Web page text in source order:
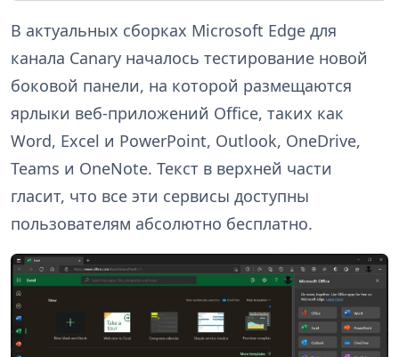
В актуальных сборках Microsoft Edge для
канала Canary началось тестирование новой
боковой панели, на которой размещаются
ярлыки веб-приложений Office, таких как
Word, Excel и PowerPoint, Outlook, OneDrive,
Teams и OneNote. Текст в верхней части
гласит, что все эти сервисы доступны
пользователям абсолютно бесплатно.